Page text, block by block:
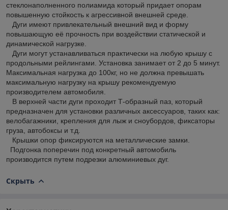
стеклонаполненного полиамида который придает опорам
повышенную стойкость к агрессивной внешней среде.
Дуги имеют привлекательный внешний вид и форму
повышающую её прочность при воздействии статической и
динамической нагрузке.
Дуги могут устанавливаться практически на любую крышу с
продольными рейлингами. Установка занимает от 2 до 5 минут.
Максимальная нагрузка до 100кг, но не должна превышать
максимальную нагрузку на крышу рекомендуемую
производителем автомобиля.
В верхней части дуги проходит Т-образный паз, который
предназначен для установки различных аксессуаров, таких как:
велобагажники, крепления для лыж и сноубордов, фиксаторы
груза, автобоксы и т.д.
Крышки опор фиксируются на металлические замки.
Подгонка поперечин под конкретный автомобиль
производится путем подрезки алюминиевых дуг.
Скрыть